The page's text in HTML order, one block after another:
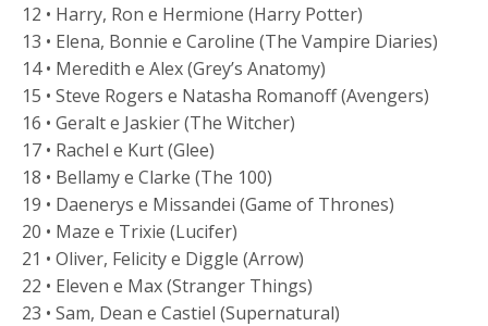
12 • Harry, Ron e Hermione (Harry Potter)
13 • Elena, Bonnie e Caroline (The Vampire Diaries)
14 • Meredith e Alex (Grey’s Anatomy)
15 • Steve Rogers e Natasha Romanoff (Avengers)
16 • Geralt e Jaskier (The Witcher)
17 • Rachel e Kurt (Glee)
18 • Bellamy e Clarke (The 100)
19 • Daenerys e Missandei (Game of Thrones)
20 • Maze e Trixie (Lucifer)
21 • Oliver, Felicity e Diggle (Arrow)
22 • Eleven e Max (Stranger Things)
23 • Sam, Dean e Castiel (Supernatural)